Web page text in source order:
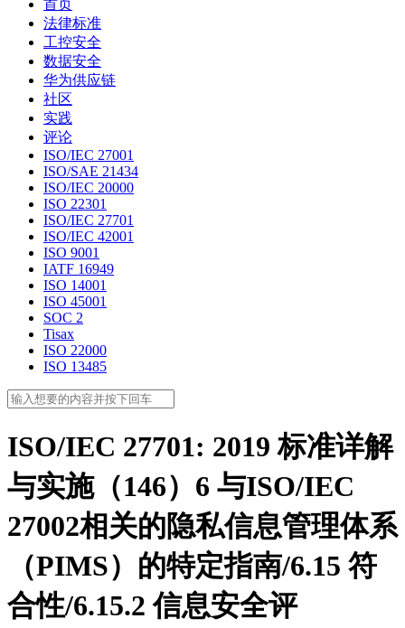
首页
法律标准
工控安全
数据安全
华为供应链
社区
实践
评论
ISO/IEC 27001
ISO/SAE 21434
ISO/IEC 20000
ISO 22301
ISO/IEC 27701
ISO/IEC 42001
ISO 9001
IATF 16949
ISO 14001
ISO 45001
SOC 2
Tisax
ISO 22000
ISO 13485
ISO/IEC 27701: 2019 标准详解
与实施（146）6 与ISO/IEC
27002相关的隐私信息管理体系
（PIMS）的特定指南/6.15 符
合性/6.15.2 信息安全评